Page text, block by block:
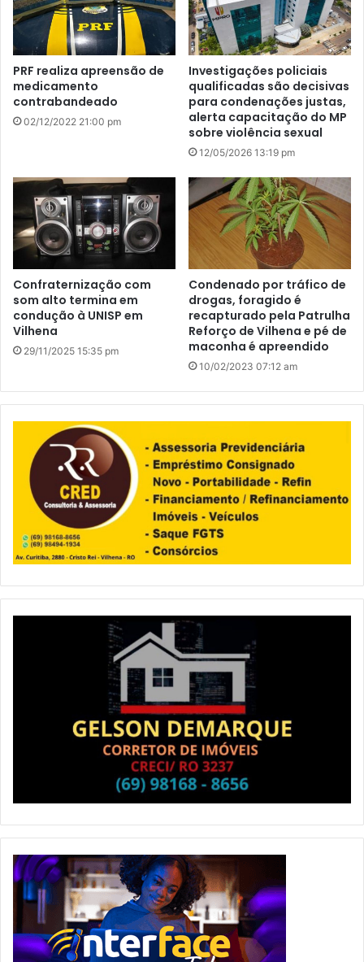
PRF realiza apreensão de
medicamento
contrabandeado
02/12/2022 21:00 pm
Investigações policiais
qualificadas são decisivas
para condenações justas,
alerta capacitação do MP
sobre violência sexual
12/05/2026 13:19 pm
Confraternização com
som alto termina em
condução à UNISP em
Vilhena
29/11/2025 15:35 pm
Condenado por tráfico de
drogas, foragido é
recapturado pela Patrulha
Reforço de Vilhena e pé de
maconha é apreendido
10/02/2023 07:12 am